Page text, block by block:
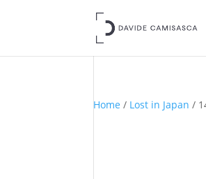
Home / Lost in Japan /